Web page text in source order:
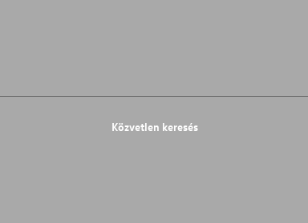
Közvetlen keresés